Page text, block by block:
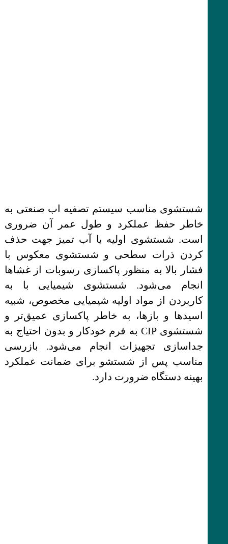
شستشوی مناسب سیستم تصفیه اب صنعتی به
خاطر حفظ عملکرد و طول عمر آن ضروری
است. شستشوی اولیه با آب تمیز جهت حذف
کردن ذرات سطحی و شستشوی معکوس با
فشار بالا به منظور پاکسازی رسوبات از غشاها
انجام می‌شود. شستشوی شیمیایی با به
کاربردن از مواد اولیه شیمیایی مخصوص، شبیه
اسیدها و بازها، به خاطر پاکسازی عمیق‌تر و
شستشوی CIP به فرم خودکار و بدون احتیاج به
جداسازی تجهیزات انجام می‌شود. بازرسی
مناسب پس از شستشو برای ضمانت عملکرد
بهینه دستگاه ضرورت دارد.